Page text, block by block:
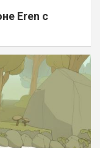
Eren с